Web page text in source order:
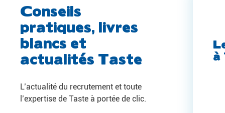
Conseils
pratiques, livres
blancs et
actualités Taste
L’actualité du recrutement et toute
l’expertise de Taste à portée de clic.
à